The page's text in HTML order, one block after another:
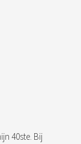
40ste. Bij